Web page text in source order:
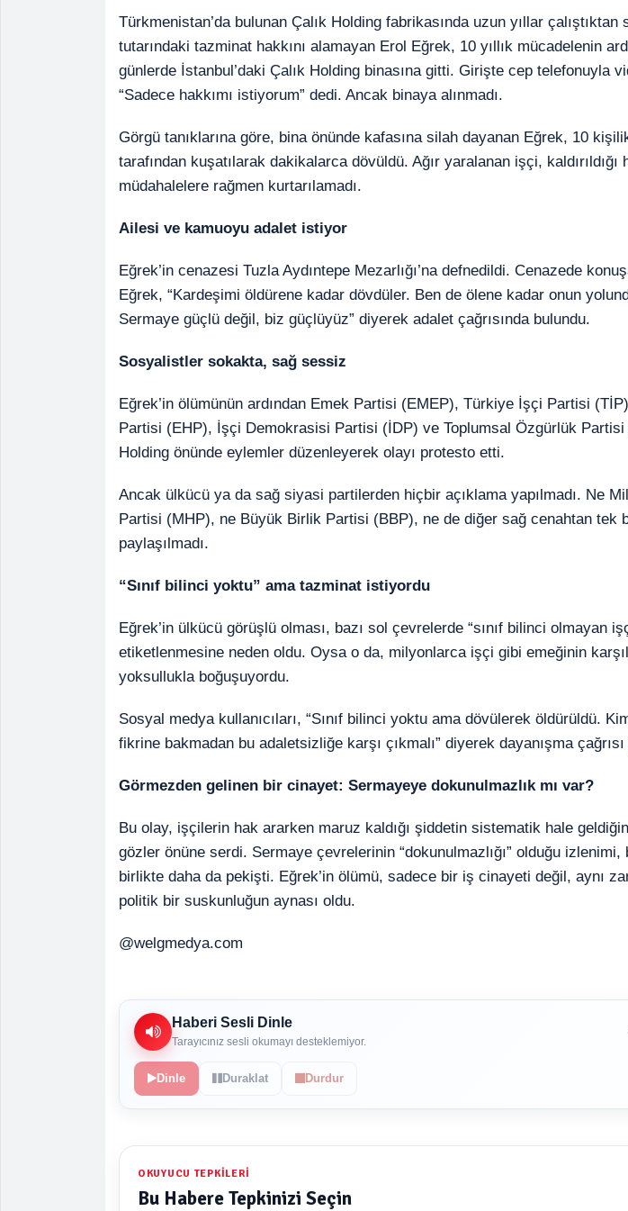
Türkmenistan’da bulunan Çalık Holding fabrikasında uzun yıllar çalıştıktan
tutarındaki tazminat hakkını alamayan Erol Eğrek, 10 yıllık mücadelenin
günlerde İstanbul’daki Çalık Holding binasına gitti. Girişte cep telefonuyla
“Sadece hakkımı istiyorum” dedi. Ancak binaya alınmadı.
Görgü tanıklarına göre, bina önünde kafasına silah dayanan Eğrek, 10
tarafından kuşatılarak dakikalarca dövüldü. Ağır yaralanan işçi, kaldırıldığı
müdahalelere rağmen kurtarılamadı.
Ailesi ve kamuoyu adalet istiyor
Eğrek’in cenazesi Tuzla Aydıntepe Mezarlığı’na defnedildi. Cenazede
Eğrek, “Kardeşimi öldürene kadar dövdüler. Ben de ölene kadar onun
Sermaye güçlü değil, biz güçlüyüz” diyerek adalet çağrısında bulundu.
Sosyalistler sokakta, sağ sessiz
Eğrek’in ölümünün ardından Emek Partisi (EMEP), Türkiye İşçi Partisi
Partisi (EHP), İşçi Demokrasisi Partisi (İDP) ve Toplumsal Özgürlük Partisi
Holding önünde eylemler düzenleyerek olayı protesto etti.
Ancak ülkücü ya da sağ siyasi partilerden hiçbir açıklama yapılmadı. Ne
Partisi (MHP), ne Büyük Birlik Partisi (BBP), ne de diğer sağ cenahtan tek
paylaşılmadı.
“Sınıf bilinci yoktu” ama tazminat istiyordu
Eğrek’in ülkücü görüşlü olması, bazı sol çevrelerde “sınıf bilinci olmayan
etiketlenmesine neden oldu. Oysa o da, milyonlarca işçi gibi emeğinin
yoksullukla boğuşuyordu.
Sosyal medya kullanıcıları, “Sınıf bilinci yoktu ama dövülerek öldürüldü.
fikrine bakmadan bu adaletsizliğe karşı çıkmalı” diyerek dayanışma çağrısı
Görmezden gelinen bir cinayet: Sermayeye dokunulmazlık mı var?
Bu olay, işçilerin hak ararken maruz kaldığı şiddetin sistematik hale
gözler önüne serdi. Sermaye çevrelerinin “dokunulmazlığı” olduğu
birlikte daha da pekişti. Eğrek’in ölümü, sadece bir iş cinayeti değil, aynı
politik bir suskunluğun aynası oldu.
@welgmedya.com
Haberi Sesli Dinle
Tarayıcınız sesli okumayı desteklemiyor.
Dinle Duraklat Durdur
OKUYUCU TEPKILERI
Bu Habere Tepkinizi Seçin